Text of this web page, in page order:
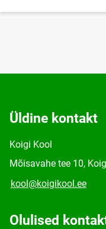
Üldine kontakt
Koigi Kool
Mõisavahe tee 10,
kool@koigikool.ee
Olulised